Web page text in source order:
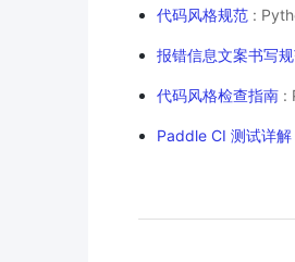
代码风格规范:
报错信息文案书写
代码风格检查指南:
Paddle CI 测试详解